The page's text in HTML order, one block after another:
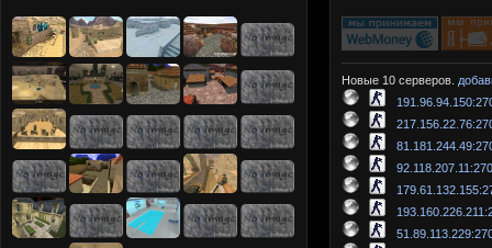
Новые 10 серверов.